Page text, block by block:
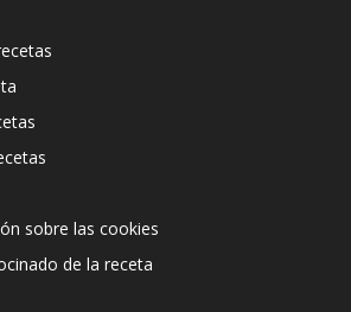
sobre las cookies
de la receta